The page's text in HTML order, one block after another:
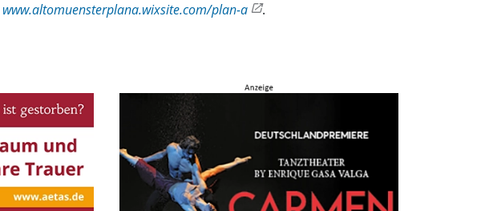
www.altomuensterplana.wixsite.com/plan-a .